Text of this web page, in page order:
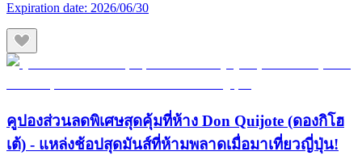
Expiration date: 2026/06/30
คูปองส่วนลดพิเศษสุดคุ้มที่ห้าง Don Quijote (ดองกิโฮ
เต้) - แหล่งช้อปสุดมันส์ที่ห้ามพลาดเมื่อมาเที่ยวญี่ปุ่น!